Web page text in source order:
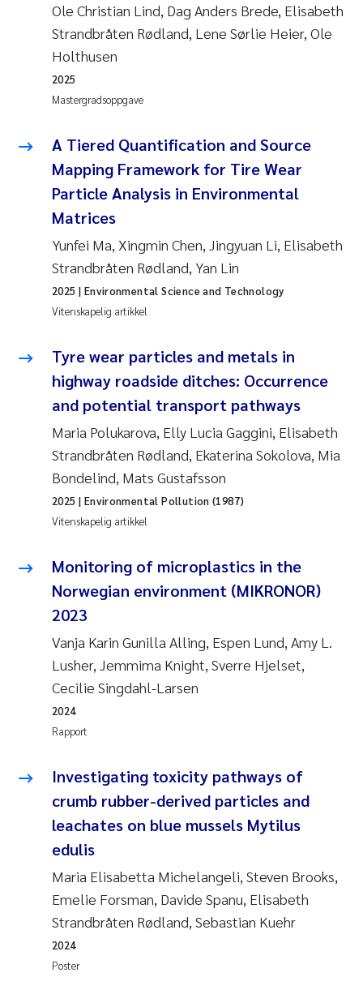
Ole Christian Lind, Dag Anders Brede, Elisabeth
Strandbråten Rødland, Lene Sørlie Heier, Ole
Holthusen
Mastergradsoppgave
2025
A Tiered Quantification and Source
Mapping Framework for Tire Wear
Particle Analysis in Environmental
Matrices
Yunfei Ma, Xingmin Chen, Jingyuan Li, Elisabeth
Strandbråten Rødland, Yan Lin
Vitenskapelig artikkel
2025 | Environmental Science and Technology
Tyre wear particles and metals in
highway roadside ditches: Occurrence
and potential transport pathways
Maria Polukarova, Elly Lucia Gaggini, Elisabeth
Strandbråten Rødland, Ekaterina Sokolova, Mia
Bondelind, Mats Gustafsson
Vitenskapelig artikkel
2025 | Environmental Pollution (1987)
Monitoring of microplastics in the
Norwegian environment (MIKRONOR)
2023
Vanja Karin Gunilla Alling, Espen Lund, Amy L.
Lusher, Jemmima Knight, Sverre Hjelset,
Cecilie Singdahl-Larsen
Rapport
2024
Investigating toxicity pathways of
crumb rubber-derived particles and
leachates on blue mussels Mytilus
edulis
Maria Elisabetta Michelangeli, Steven Brooks,
Emelie Forsman, Davide Spanu, Elisabeth
Strandbråten Rødland, Sebastian Kuehr
Poster
2024